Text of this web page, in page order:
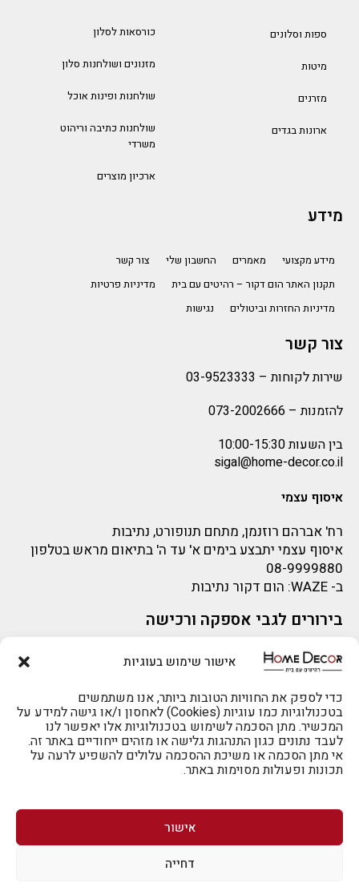
אישור שימוש בעוגיות
כדי לספק את החוויות הטובות ביותר, אנו משתמשים
בטכנולוגיות כמו עוגיות (Cookies) לאחסון ו/או גישה למידע על
המכשיר. מתן הסכמה לשימוש בטכנולוגיות אלו יאפשר לנו
לעבד נתונים כגון התנהגות גלישה או מזהים ייחודיים באתר זה.
אי מתן הסכמה או משיכת ההסכמה עלולים להשפיע לרעה על
תכונות ופעולות מסוימות באתר.
אישור
דחייה
להזמנות 073-2002666
ספות וסלונים
מיטות
מזרנים
ארונות בגדים
כורסאות לסלון
מזנונים ושולחנות סלון
שולחנות ופינות אוכל
שולחנות כתיבה וריהוט
משרדי
ארכיון מוצרים
מידע
מידע מקצועי מאמרים החשבון שלי
צור קשר
תקנון האתר הום דקור – רהיטים עם בית
מדיניות פרטיות
מדיניות החזרות וביטולים
נגישות
צור קשר
שירות לקוחות – 03-9523333
להזמנות – 073-2002666
בין השעות 10:00-15:30
sigal@home-decor.co.il
איסוף עצמי
רח' אברהם רוזנמן, מתחם תנופורט, נתיבות
איסוף עצמי יתבצע בימים א' עד ה' בתיאום מראש בטלפון
08-9999880
ב- WAZE: הום דקור נתיבות
בירורים לגבי אספקה ורכישה
בירור לגבי אספקה -ניתן לפנות למייל:
sigal@home-decor.co.il
פניות לפני רכישה – ניתן לפנות למייל: omer@home-
decor.co.il
לרכישה טלפונית: 073-2002666